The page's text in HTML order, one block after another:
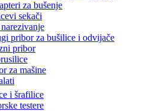
za bušenje
sekači
pribor za bušilice i odvijače
pribor
za mašine
i šrafilice
testere